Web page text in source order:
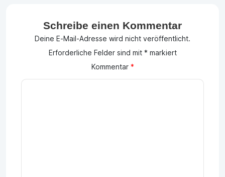
Schreibe einen Kommentar
Deine E-Mail-Adresse wird nicht veröffentlicht.
Erforderliche Felder sind mit * markiert
Kommentar *